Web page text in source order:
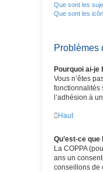
Que sont les
Que sont les
Problèmes
Pourquoi ai-je
Vous n’êtes
fonctionnalités
l’adhésion à
Haut
Qu’est-ce que
La COPPA
ans un
conseillons de